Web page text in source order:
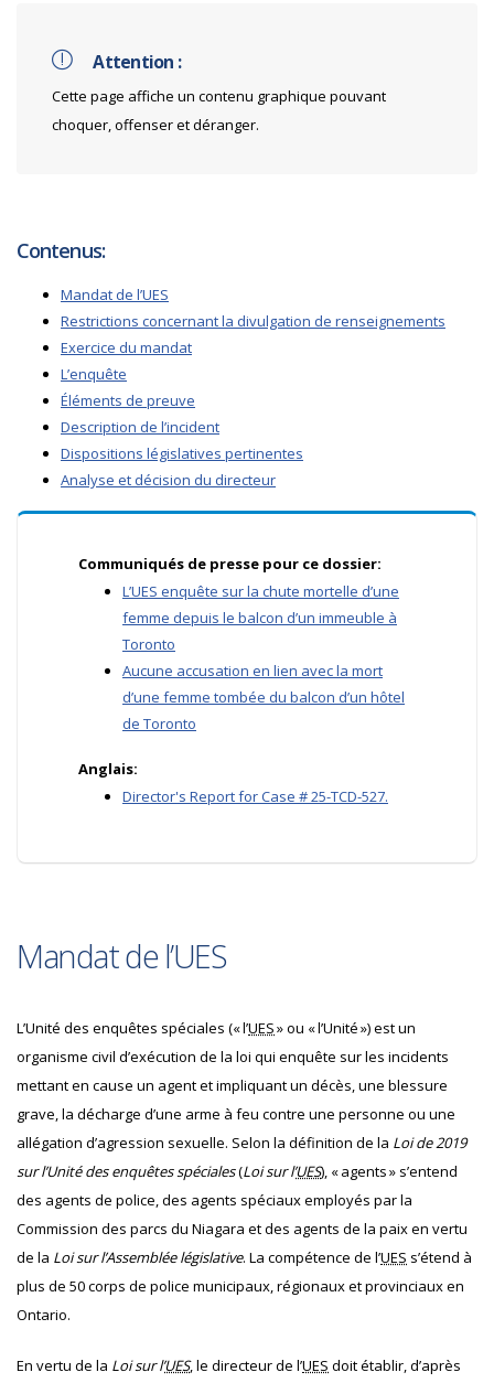
Attention :
Cette page affiche un contenu graphique pouvant
choquer, offenser et déranger.
Contenus:
Mandat de l’UES
Restrictions concernant la divulgation de renseignements
Exercice du mandat
L’enquête
Éléments de preuve
Description de l’incident
Dispositions législatives pertinentes
Analyse et décision du directeur
Communiqués de presse pour ce dossier:
L’UES enquête sur la chute mortelle d’une
femme depuis le balcon d’un immeuble à
Toronto
Aucune accusation en lien avec la mort
d’une femme tombée du balcon d’un hôtel
de Toronto
Anglais:
Director's Report for Case # 25-TCD-527.
Mandat de l’UES
L’Unité des enquêtes spéciales (« l’UES» ou « l’Unité ») est un
organisme civil d’exécution de la loi qui enquête sur les incidents
mettant en cause un agent et impliquant un décès, une blessure
grave, la décharge d’une arme à feu contre une personne ou une
allégation d’agression sexuelle. Selon la définition de la Loi de 2019
sur l’Unité des enquêtes spéciales(Loi sur l’UES), « agents » s’entend
des agents de police, des agents spéciaux employés par la
Commission des parcs du Niagara et des agents de la paix en vertu
de la Loi sur l’Assemblée législative. La compétence de l’UES s’étend à
plus de 50 corps de police municipaux, régionaux et provinciaux en
Ontario.
En vertu de la Loi sur l’UES, le directeur de l’UES doit établir, d’après